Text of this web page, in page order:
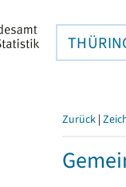
Zurück |